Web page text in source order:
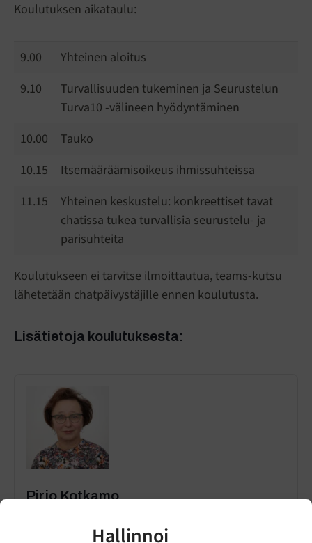
Hallinnoi
Koulutuksen aikataulu:
9.00
Yhteinen aloitus
9.10
Turvallisuuden tukeminen ja Seurustelun
Turva10 -välineen hyödyntäminen
10.00
Tauko
10.15
Itsemääräämisoikeus ihmissuhteissa
11.15
Yhteinen keskustelu: konkreettiset tavat
chatissa tukea turvallisia seurustelu- ja
parisuhteita
Koulutukseen ei tarvitse ilmoittautua, teams-kutsu
lähetetään chatpäivystäjille ennen koulutusta.
Lisätietoja koulutuksesta:
Pirjo Kotkamo
+358 50 409 0418